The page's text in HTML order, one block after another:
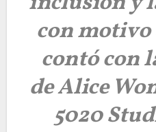
con
contó con
de Alice
5020